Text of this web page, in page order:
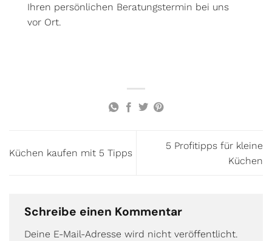
Ihren persönlichen Beratungstermin bei uns
vor Ort.
Küchen kaufen mit 5 Tipps
5 Profitipps für kleine
Küchen
Schreibe einen Kommentar
Deine E-Mail-Adresse wird nicht veröffentlicht.